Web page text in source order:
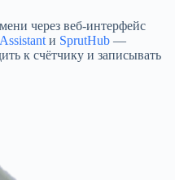
через веб-интерфейс
и SprutHub —
к счётчику и записывать